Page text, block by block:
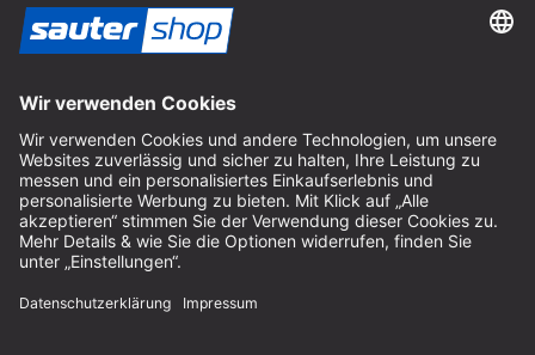
Impressum
AGB
Datenschutz
Cookie-Einstellungen
© 2026 sauter GmbH